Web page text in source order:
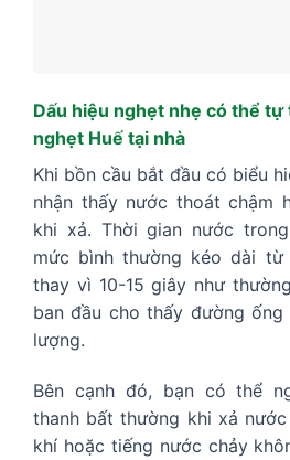
Dấu hiệu nghẹt nhẹ có thể tự
nghẹt Huế tại nhà
Khi bồn cầu bắt đầu có biểu
nhận thấy nước thoát chậm
khi xả. Thời gian nước
mức bình thường kéo dài
thay vì 10-15 giây như
ban đầu cho thấy đường
lượng.
Bên cạnh đó, bạn có thể
thanh bất thường khi xả
khí hoặc tiếng nước chảy